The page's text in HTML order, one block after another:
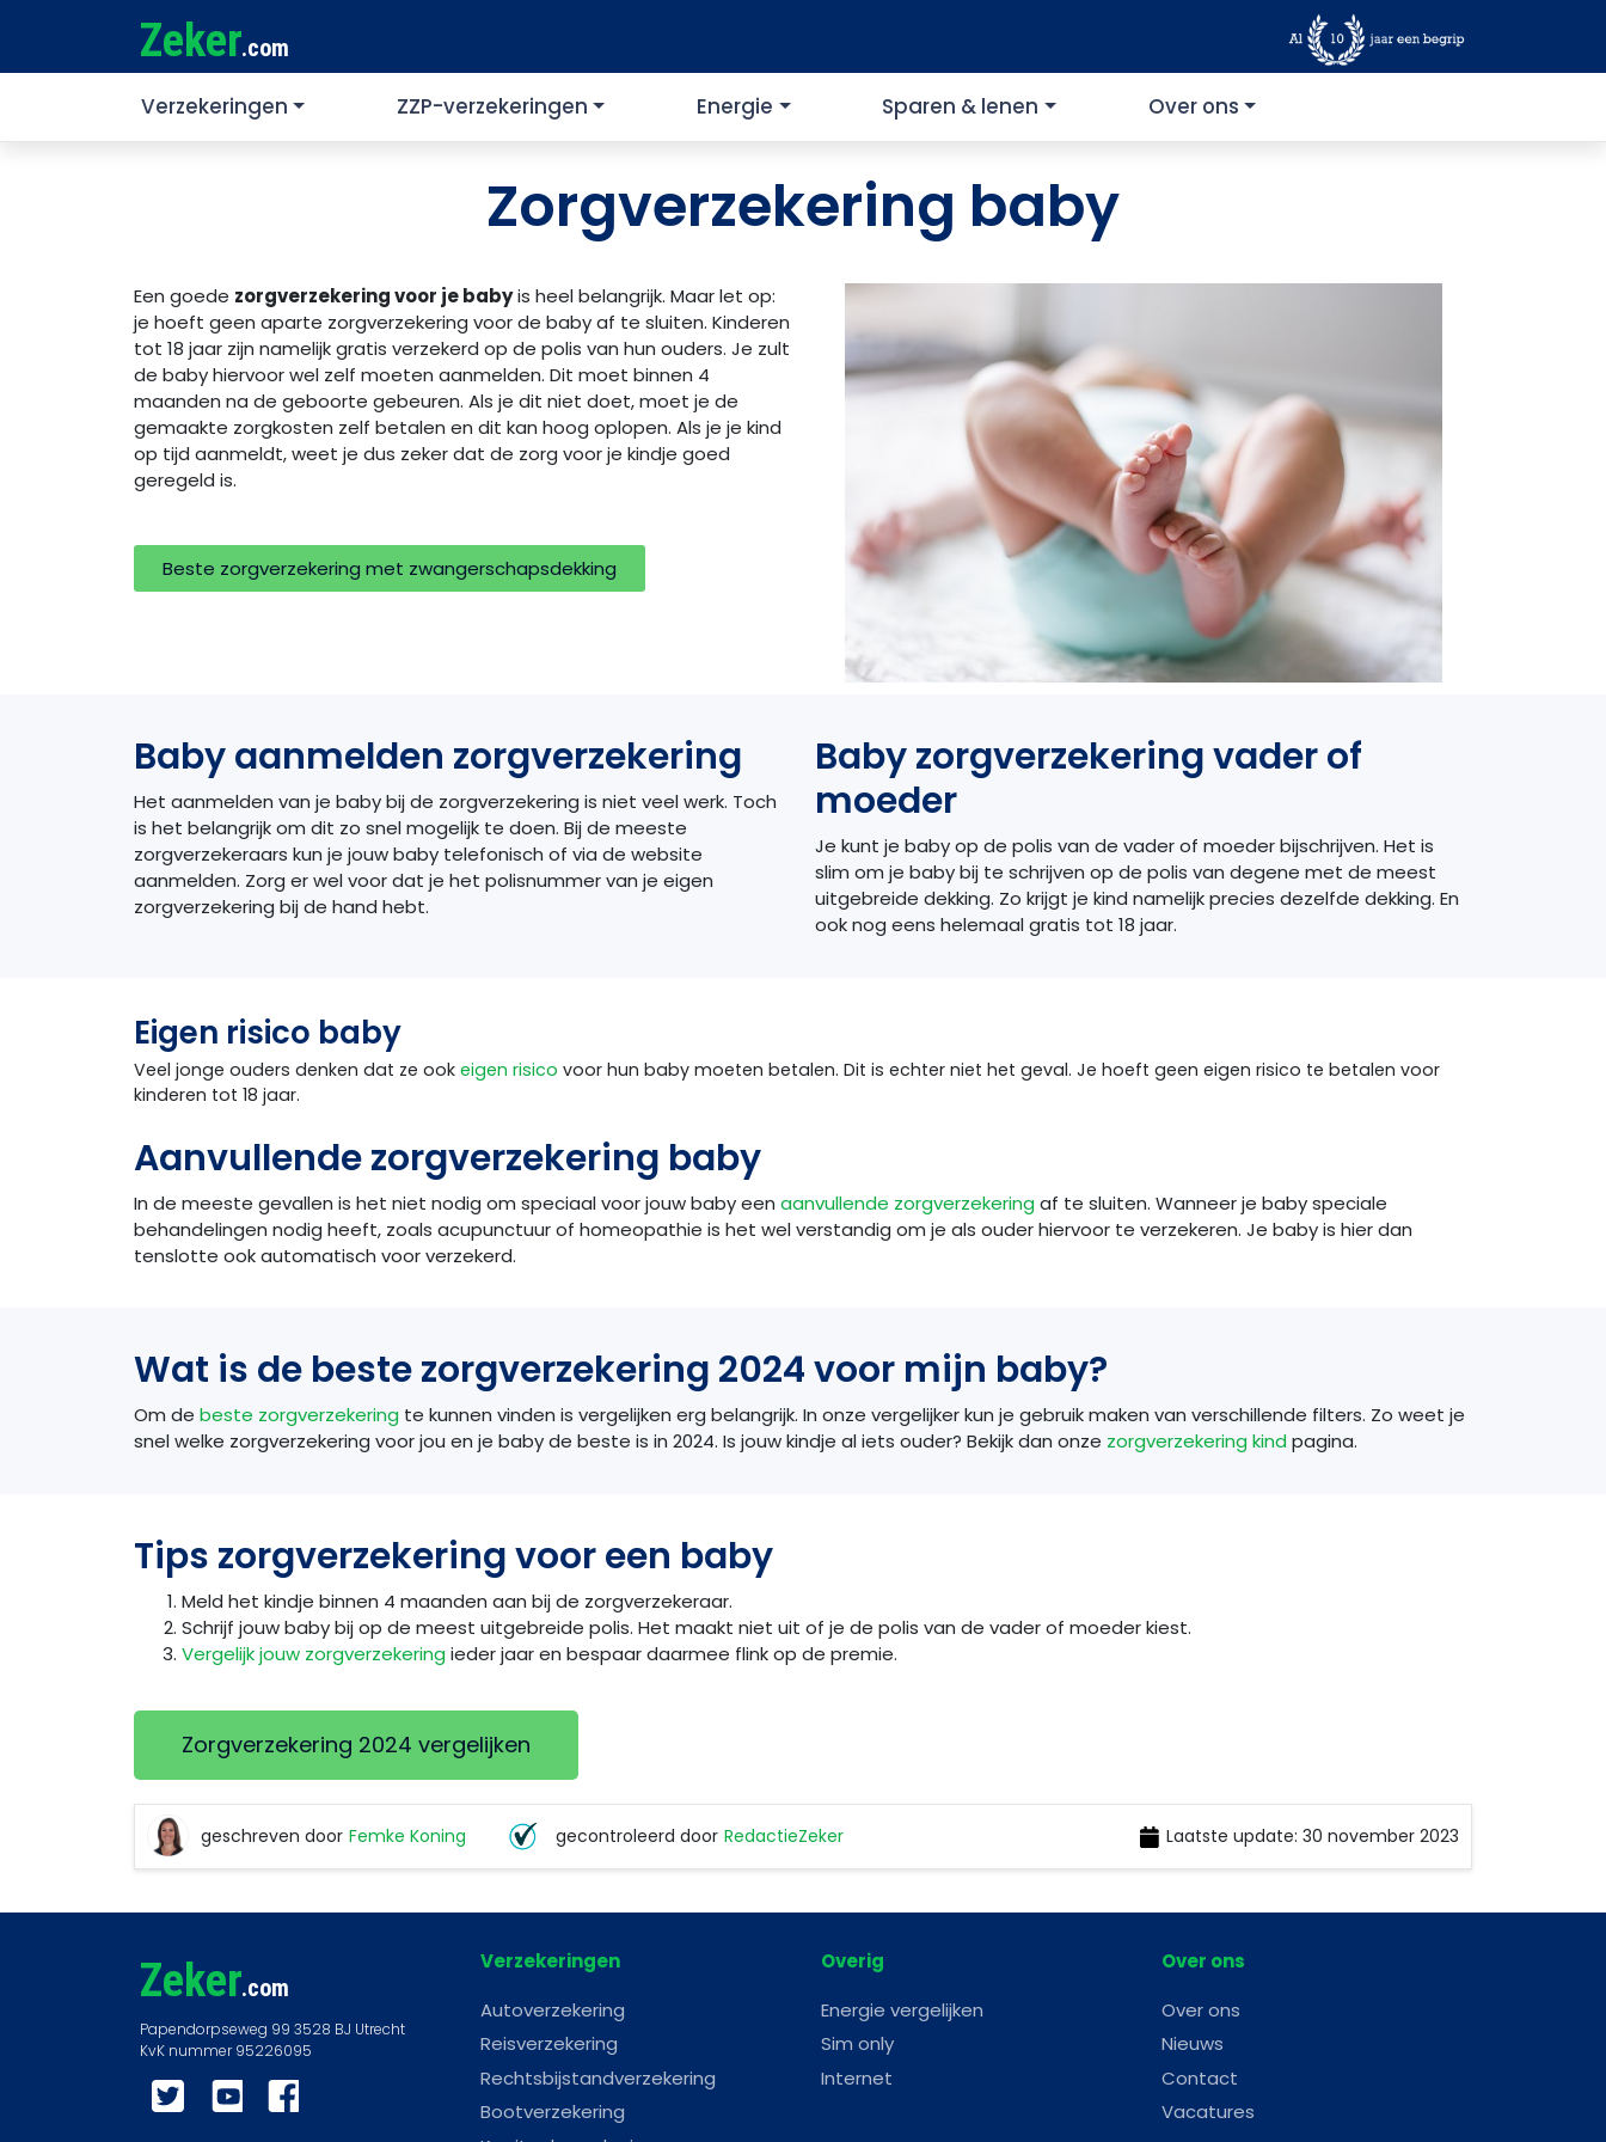
Zeker.com
Verzekeringen ZZP-verzekeringen Energie Sparen & lenen Over ons
Zorgverzekering baby
Een goede zorgverzekering voor je babyis heel belangrijk. Maar let op:
je hoeft geen aparte zorgverzekering voor de baby af te sluiten. Kinderen
tot 18 jaar zijn namelijk gratis verzekerd op de polis van hun ouders. Je zult
de baby hiervoor wel zelf moeten aanmelden. Dit moet binnen 4
maanden na de geboorte gebeuren. Als je dit niet doet, moet je de
gemaakte zorgkosten zelf betalen en dit kan hoog oplopen. Als je je kind
op tijd aanmeldt, weet je dus zeker dat de zorg voor je kindje goed
geregeld is.
Beste zorgverzekering met zwangerschapsdekking
Baby aanmelden zorgverzekering
Het aanmelden van je baby bij de zorgverzekering is niet veel werk. Toch
is het belangrijk om dit zo snel mogelijk te doen. Bij de meeste
zorgverzekeraars kun je jouw baby telefonisch of via de website
aanmelden. Zorg er wel voor dat je het polisnummer van je eigen
zorgverzekering bij de hand hebt.
Baby zorgverzekering vader of
moeder
Je kunt je baby op de polis van de vader of moeder bijschrijven. Het is
slim om je baby bij te schrijven op de polis van degene met de meest
uitgebreide dekking. Zo krijgt je kind namelijk precies dezelfde dekking. En
ook nog eens helemaal gratis tot 18 jaar.
Eigen risico baby
Veel jonge ouders denken dat ze ook eigen risico voor hun baby moeten betalen. Dit is echter niet het geval. Je hoeft geen eigen risico te betalen voor
kinderen tot 18 jaar.
Aanvullende zorgverzekering baby
In de meeste gevallen is het niet nodig om speciaal voor jouw baby een aanvullende zorgverzekering af te sluiten. Wanneer je baby speciale
behandelingen nodig heeft, zoals acupunctuur of homeopathie is het wel verstandig om je als ouder hiervoor te verzekeren. Je baby is hier dan
tenslotte ook automatisch voor verzekerd.
Wat is de beste zorgverzekering 2024 voor mijn baby?
Om de beste zorgverzekering te kunnen vinden is vergelijken erg belangrijk. In onze vergelijker kun je gebruik maken van verschillende filters. Zo weet je
snel welke zorgverzekering voor jou en je baby de beste is in 2024. Is jouw kindje al iets ouder? Bekijk dan onze zorgverzekering kind pagina.
Tips zorgverzekering voor een baby
Meld het kindje binnen 4 maanden aan bij de zorgverzekeraar.
Schrijf jouw baby bij op de meest uitgebreide polis. Het maakt niet uit of je de polis van de vader of moeder kiest.
Vergelijk jouw zorgverzekering ieder jaar en bespaar daarmee flink op de premie.
Zorgverzekering 2024 vergelijken
geschreven door Femke Koning
gecontroleerd door RedactieZeker
RedactieZeker
Laatste update: 30 november 2023
Zeker.com
Twitter YouTube
Verzekeringen
Autoverzekering
Reisverzekering
Rechtsbijstandverzekering
Bootverzekering
Overig
Energie vergelijken
Sim only
Internet
Over ons
Over ons
Nieuws
Contact
Vacatures